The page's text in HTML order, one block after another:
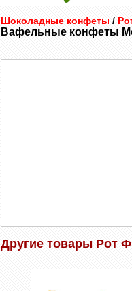
Шоколадные конфеты /
Вафельные конфеты
Другие товары Рот